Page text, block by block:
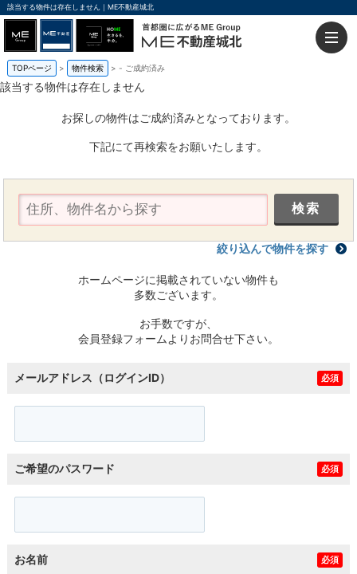
該当する物件は存在しません｜ME不動産城北
TOPページ 物件検索 - ご成約済み
該当する物件は存在しません
お探しの物件はご成約済みとなっております。
下記にて再検索をお願いたします。
絞り込んで物件を探す
ホームページに掲載されていない物件も
多数ございます。
お手数ですが、
会員登録フォームよりお問合せ下さい。
メールアドレス（ログインID） 必須
ご希望のパスワード 必須
お名前 必須